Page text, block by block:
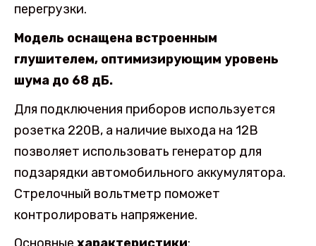
перегрузки.
Модель оснащена встроенным
глушителем, оптимизирующим уровень
шума до 68 дБ.
Для подключения приборов используется
розетка 220В, а наличие выхода на 12В
позволяет использовать генератор для
подзарядки автомобильного аккумулятора.
Стрелочный вольтметр поможет
контролировать напряжение.